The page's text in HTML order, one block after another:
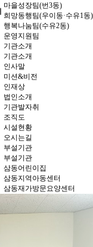
마을성장팀(번3동)
희망동행팀(우이동·수유1동)
행복나눔팀(수유2동)
운영지원팀
기관소개
기관소개
인사말
미션&비전
인재상
법인소개
기관발자취
조직도
시설현황
오시는길
부설기관
부설기관
삼동어린이집
삼동지역아동센터
삼동재가방문요양센터